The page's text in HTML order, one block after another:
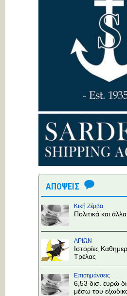
ΑΠΟΨΕΙΣ
Κική Ζέρβα
Πολιτικά και άλλα
ΑΡΙΩΝ
Ιστορίες
Τρέλας
Επισημάνσεις
6,53 δισ. ευρώ
μέσω του